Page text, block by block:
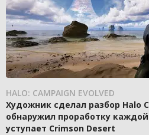
HALO: CAMPAIGN EVOLVED
Художник сделал разбор Halo
обнаружил проработку
уступает Crimson Desert